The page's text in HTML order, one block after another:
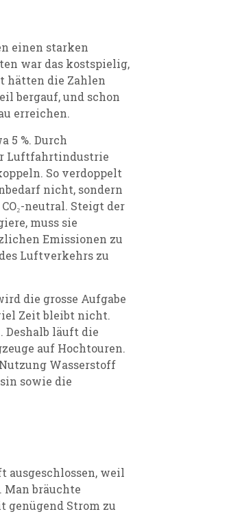
einen starken
war das kostspielig,
hätten die Zahlen
bergauf, und schon
erreichen.
5 %. Durch
Luftfahrtindustrie
So verdoppelt
nicht, sondern
neutral. Steigt der
muss sie
Emissionen zu
Luftverkehrs zu
die grosse Aufgabe
Zeit bleibt nicht.
Deshalb läuft die
auf Hochtouren.
Wasserstoff
sowie die
ausgeschlossen, weil
bräuchte
genügend Strom zu